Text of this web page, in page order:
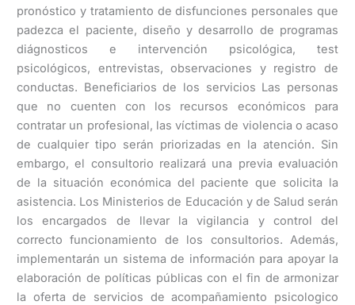
pronóstico y tratamiento de disfunciones personales que
padezca el paciente, diseño y desarrollo de programas
diágnosticos e intervención psicológica, test
psicológicos, entrevistas, observaciones y registro de
conductas. Beneficiarios de los servicios Las personas
que no cuenten con los recursos económicos para
contratar un profesional, las víctimas de violencia o acaso
de cualquier tipo serán priorizadas en la atención. Sin
embargo, el consultorio realizará una previa evaluación
de la situación económica del paciente que solicita la
asistencia. Los Ministerios de Educación y de Salud serán
los encargados de llevar la vigilancia y control del
correcto funcionamiento de los consultorios. Además,
implementarán un sistema de información para apoyar la
elaboración de políticas públicas con el fin de armonizar
la oferta de servicios de acompañamiento psicologico